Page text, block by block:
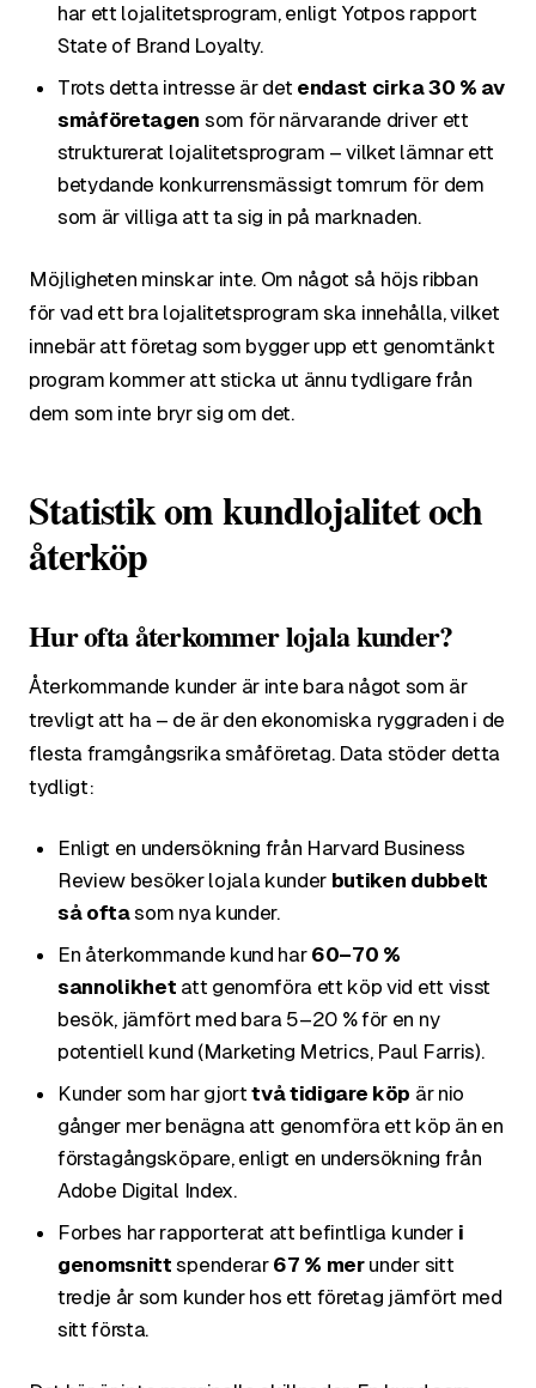
har ett lojalitetsprogram, enligt Yotpos rapport
State of Brand Loyalty.
Trots detta intresse är det endast cirka 30 % av
småföretagen som för närvarande driver ett
strukturerat lojalitetsprogram – vilket lämnar ett
betydande konkurrensmässigt tomrum för dem
som är villiga att ta sig in på marknaden.
Möjligheten minskar inte. Om något så höjs ribban
för vad ett bra lojalitetsprogram ska innehålla, vilket
innebär att företag som bygger upp ett genomtänkt
program kommer att sticka ut ännu tydligare från
dem som inte bryr sig om det.
Statistik om kundlojalitet och
återköp
Hur ofta återkommer lojala kunder?
Återkommande kunder är inte bara något som är
trevligt att ha – de är den ekonomiska ryggraden i de
flesta framgångsrika småföretag. Data stöder detta
tydligt:
Enligt en undersökning från Harvard Business
Review besöker lojala kunder butiken dubbelt
så oftasom nya kunder.
En återkommande kund har 60–70 %
sannolikhet att genomföra ett köp vid ett visst
besök, jämfört med bara 5–20 % för en ny
potentiell kund (Marketing Metrics, Paul Farris).
Kunder som har gjorttvå tidigare köp är nio
gånger mer benägna att genomföra ett köp än en
förstagångsköpare, enligt en undersökning från
Adobe Digital Index.
Forbes har rapporterat att befintliga kunder i
genomsnitt spenderar 67 % merunder sitt
tredje år som kunder hos ett företag jämfört med
sitt första.